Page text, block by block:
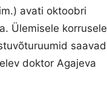
avati oktoobri
Ülemisele korrusele
saavad
doktor Agajeva